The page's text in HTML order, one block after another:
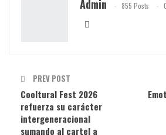
Admin 855 Posts
PREV POST
Cooltural Fest 2026
refuerza su carácter
intergeneracional
sumando al cartel a